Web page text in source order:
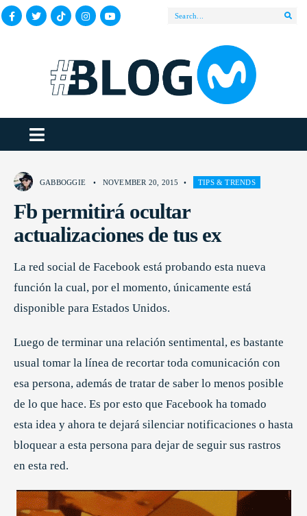
GABBOGGIE • NOVEMBER 20, 2015 • TIPS & TRENDS
Fb permitirá ocultar
actualizaciones de tus ex
La red social de Facebook está probando esta nueva
función la cual, por el momento, únicamente está
disponible para Estados Unidos.
Luego de terminar una relación sentimental, es bastante
usual tomar la línea de recortar toda comunicación con
esa persona, además de tratar de saber lo menos posible
de lo que hace. Es por esto que Facebook ha tomado
esta idea y ahora te dejará silenciar notificaciones o hasta
bloquear a esta persona para dejar de seguir sus rastros
en esta red.